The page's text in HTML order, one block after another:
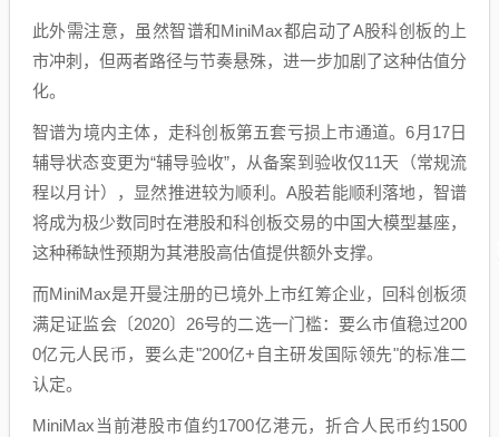
此外需注意，虽然智谱和MiniMax都启动了A股科创板的上
市冲刺，但两者路径与节奏悬殊，进一步加剧了这种估值分
化。
智谱为境内主体，走科创板第五套亏损上市通道。6月17日
辅导状态变更为“辅导验收”，从备案到验收仅11天（常规流
程以月计），显然推进较为顺利。A股若能顺利落地，智谱
将成为极少数同时在港股和科创板交易的中国大模型基座，
这种稀缺性预期为其港股高估值提供额外支撑。
而MiniMax是开曼注册的已境外上市红筹企业，回科创板须
满足证监会〔2020〕26号的二选一门槛：要么市值稳过200
0亿元人民币，要么走"200亿+自主研发国际领先"的标准二
认定。
MiniMax当前港股市值约1700亿港元，折合人民币约1500